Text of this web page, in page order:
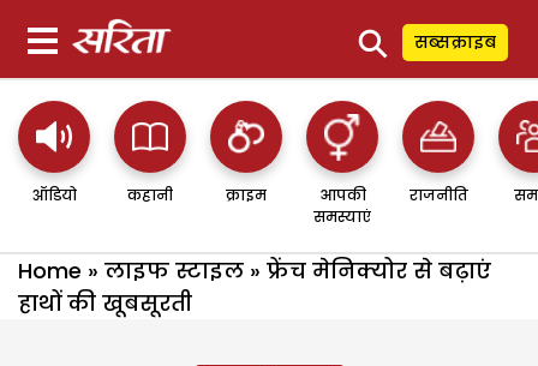
⚲ सब्सक्राइब
ऑडियो कहानी क्राइम
आपकी
समस्याएं
राजनीति
Home » लाइफ स्टाइल » फ्रेंच मेनिक्योर से बढ़ाएं
हाथों की खूबसूरती